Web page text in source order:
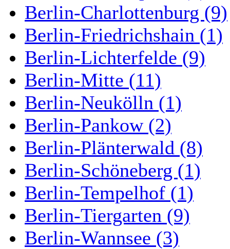
Berlin-Charlottenburg (9)
Berlin-Friedrichshain (1)
Berlin-Lichterfelde (9)
Berlin-Mitte (11)
Berlin-Neukölln (1)
Berlin-Pankow (2)
Berlin-Plänterwald (8)
Berlin-Schöneberg (1)
Berlin-Tempelhof (1)
Berlin-Tiergarten (9)
Berlin-Wannsee (3)